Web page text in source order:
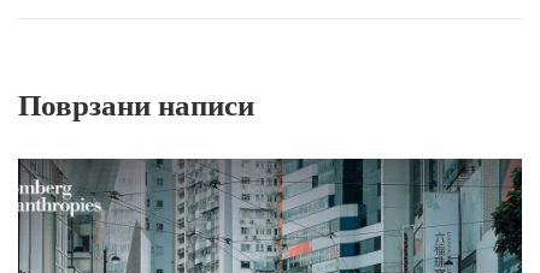
Поврзани написи